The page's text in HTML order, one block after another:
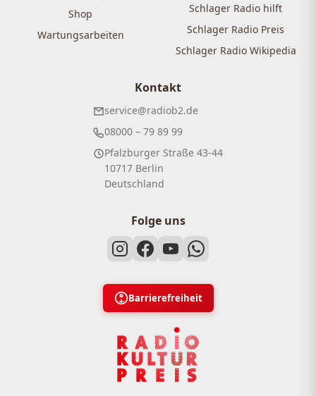
Shop
Wartungsarbeiten
Schlager Radio hilft
Schlager Radio Preis
Schlager Radio Wikipedia
Kontakt
service@radiob2.de
08000 – 79 89 99
Pfalzburger Straße 43-44
10717 Berlin
Deutschland
Folge uns
Barrierefreiheit